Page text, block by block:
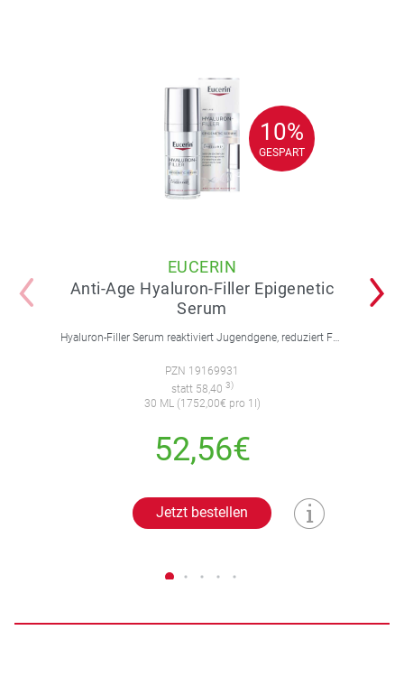
10%
GESPART
10%
GESPART
EUCERIN
Anti-Age Hyaluron-Filler Epigenetic
Serum
Hyaluron-Filler Serum reaktiviert Jugendgene, reduziert Falten und feine Linien, spendet intensive Feuchtigkeit und strafft die Gesichtskonturen.
PZN 19169931
statt 58,40 3)
30 ML (1752,00€ pro 1l)
52,56€
Jetzt bestellen